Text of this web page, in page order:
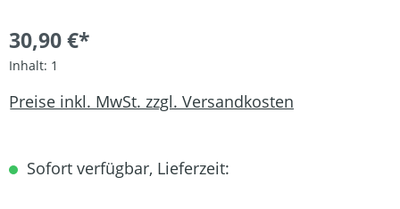
30,90 €*
Inhalt: 1
Preise inkl. MwSt. zzgl. Versandkosten
Sofort verfügbar, Lieferzeit: